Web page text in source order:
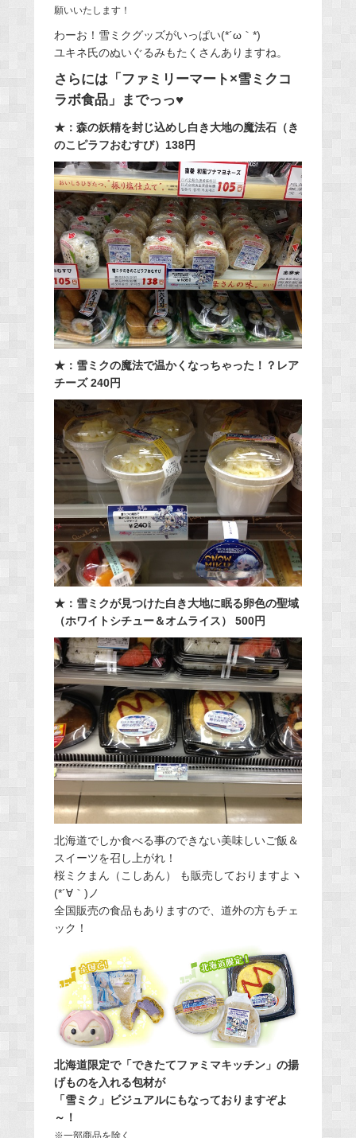
願いいたします！
わーお！雪ミクグッズがいっぱい(*´ω｀*)
ユキネ氏のぬいぐるみもたくさんありますね。
さらには「ファミリーマート×雪ミクコ
ラボ食品」までっっ♥
★：森の妖精を封じ込めし白き大地の魔法石（き
のこピラフおむすび）138円
★：雪ミクの魔法で温かくなっちゃった！？レア
チーズ 240円
★：雪ミクが見つけた白き大地に眠る卵色の聖域
（ホワイトシチュー＆オムライス） 500円
北海道でしか食べる事のできない美味しいご飯＆
スイーツを召し上がれ！
桜ミクまん（こしあん） も販売しておりますよヽ
(*´∀｀)ノ
全国販売の食品もありますので、道外の方もチェ
ック！
北海道限定で「できたてファミマキッチン」の揚
げものを入れる包材が
「雪ミク」ビジュアルにもなっておりますぞよ
～！
※一部商品を除く